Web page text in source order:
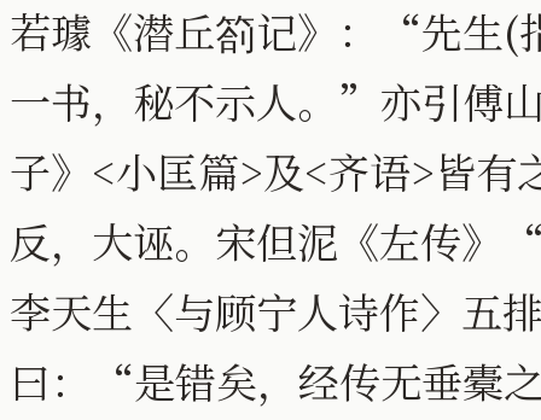
若璩《潜丘箚记》：“先生(
一书，秘不示人。”亦引傅
子》<小匡篇>及<齐语>皆有
反，大诬。宋但泥《左传
李天生〈与顾宁人诗作〉
曰：“是错矣，经传无垂橐